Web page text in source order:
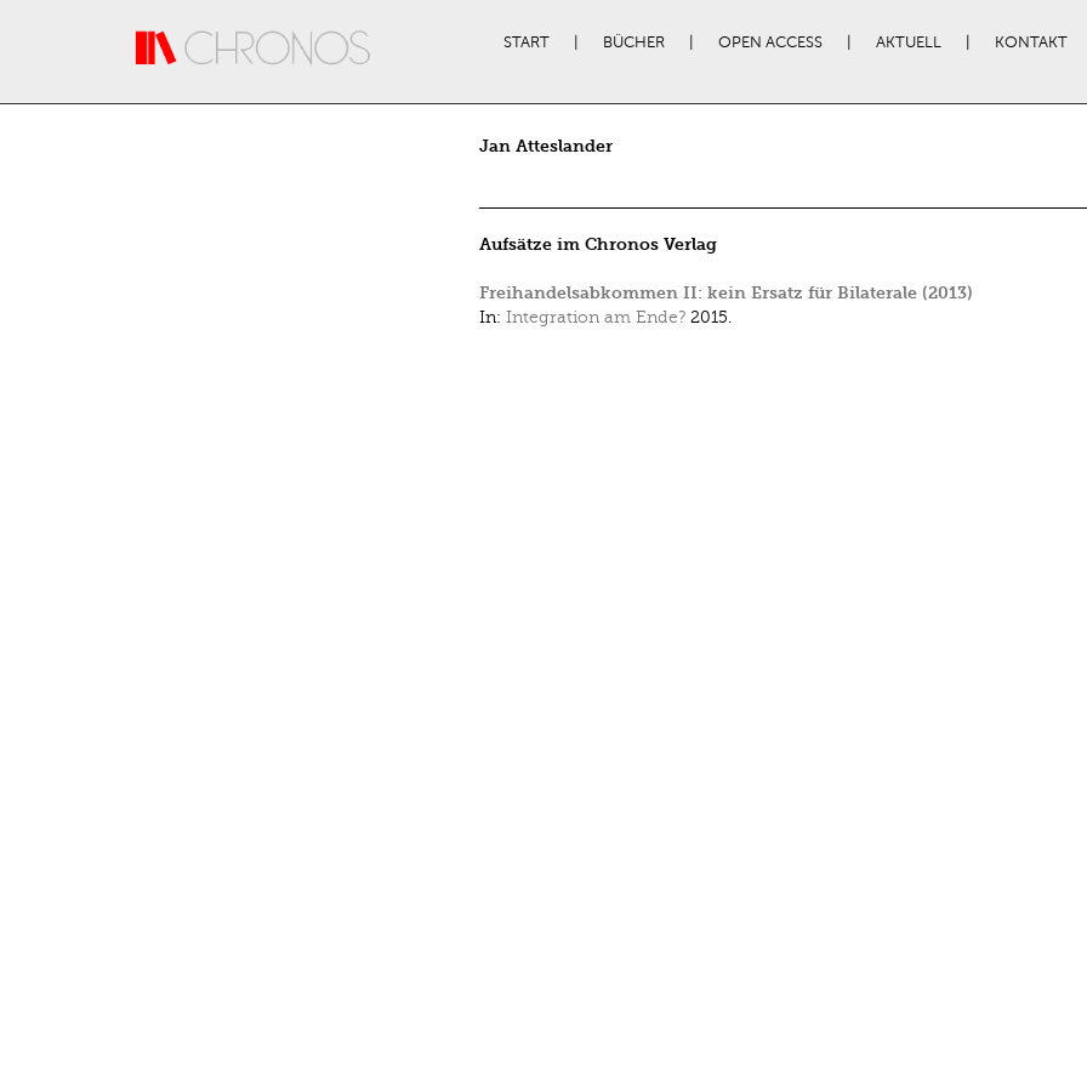
START BÜCHER OPEN ACCESS AKTUELL KONTAKT
Jan Atteslander
Aufsätze im Chronos Verlag
Freihandelsabkommen II: kein Ersatz für Bilaterale (2013)
In: Integration am Ende? 2015.